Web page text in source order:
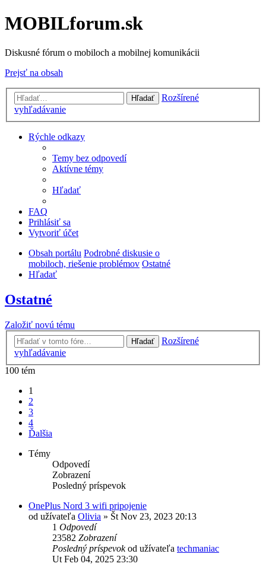
MOBILforum.sk
Diskusné fórum o mobiloch a mobilnej komunikácii
Prejsť na obsah
Hľadať
Rozšírené
vyhľadávanie
Rýchle odkazy
Temy bez odpovedí
Aktívne témy
Hľadať
FAQ
Prihlásiť sa
Vytvoriť účet
Obsah portálu Podrobné diskusie o
mobiloch, riešenie problémov Ostatné
Hľadať
Ostatné
Založiť novú tému
Hľadať
Rozšírené
vyhľadávanie
100 tém
1
2
3
4
Ďalšia
Témy
Odpovedí
Zobrazení
Posledný príspevok
OnePlus Nord 3 wifi pripojenie
od užívateľa Olivia » Št Nov 23, 2023 20:13
1 Odpovedí
23582 Zobrazení
Posledný príspevokod užívateľa techmaniac
Ut Feb 04, 2025 23:30